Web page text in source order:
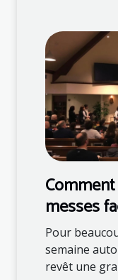
messes
fidèles ?
Pour
semaine
revêt une